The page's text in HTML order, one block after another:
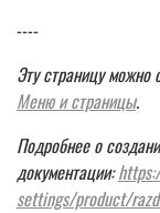
----
Эту страницу можно
Меню и страницы.
Подробнее о
документации:
settings/product/